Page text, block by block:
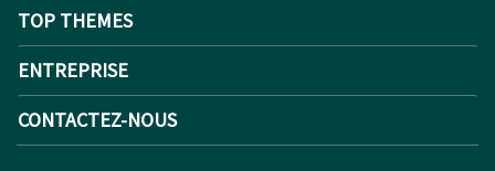
TOP THEMES
ENTREPRISE
CONTACTEZ-NOUS